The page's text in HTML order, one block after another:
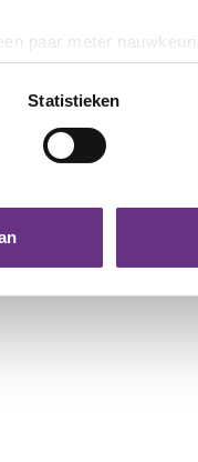
paar meter
eigenschappen
uw voorkeuren in het
van onze site met
combineren met
Statistieken
24